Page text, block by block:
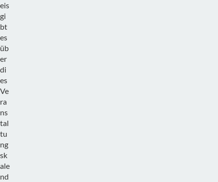
eis
gi
bt
es
üb
er
di
es
Ve
ra
ns
tal
tu
ng
sk
ale
nd